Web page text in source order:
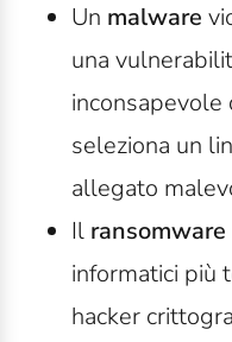
Un malware
una
inconsapevole
seleziona un
allegato
Il ransomware
informatici più
hacker